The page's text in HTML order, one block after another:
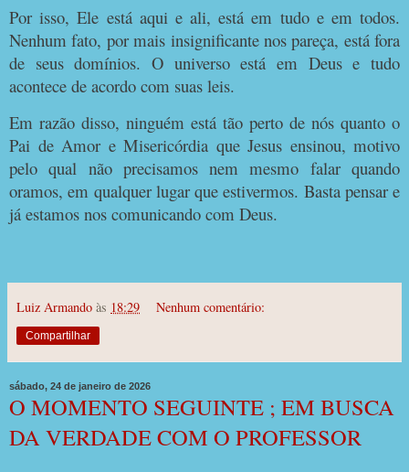
Por isso, Ele está aqui e ali, está em tudo e em todos.
Nenhum fato, por mais insignificante nos pareça, está fora
de seus domínios. O universo está em Deus e tudo
acontece de acordo com suas leis.
Em razão disso, ninguém está tão perto de nós quanto o
Pai de Amor e Misericórdia que Jesus ensinou, motivo
pelo qual não precisamos nem mesmo falar quando
oramos, em qualquer lugar que estivermos. Basta pensar e
já estamos nos comunicando com Deus.
Luiz Armando às 18:29 Nenhum comentário:
Compartilhar
sábado, 24 de janeiro de 2026
O MOMENTO SEGUINTE ; EM BUSCA
DA VERDADE COM O PROFESSOR